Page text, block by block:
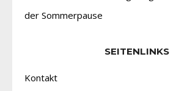
der Sommerpause
SEITENLINKS
Kontakt